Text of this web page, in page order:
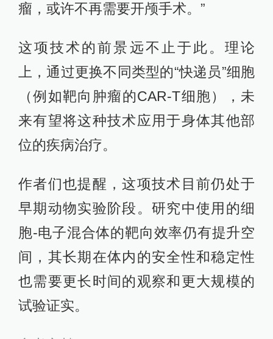
瘤，或许不再需要开颅手术。”
这项技术的前景远不止于此。理论
上，通过更换不同类型的“快递员”细胞
（例如靶向肿瘤的CAR-T细胞），未
来有望将这种技术应用于身体其他部
位的疾病治疗。
作者们也提醒，这项技术目前仍处于
早期动物实验阶段。研究中使用的细
胞-电子混合体的靶向效率仍有提升空
间，其长期在体内的安全性和稳定性
也需要更长时间的观察和更大规模的
试验证实。